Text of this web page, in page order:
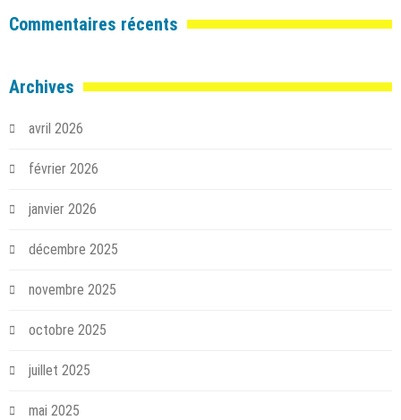
Commentaires récents
Archives
avril 2026
février 2026
janvier 2026
décembre 2025
novembre 2025
octobre 2025
juillet 2025
mai 2025